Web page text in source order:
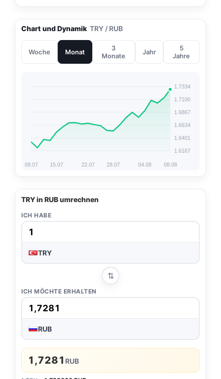
Chart und Dynamik TRY / RUB
Woche Monat
3
Monate
Jahr
5
Jahre
1.6167
1.6401
1.6634
1.6867
1.7100
1.7334
09.07 15.07 22.07 28.07 04.08 08.08
TRY in RUB umrechnen
ICH HABE
TRY
⇅
ICH MÖCHTE ERHALTEN
RUB
1,7281 RUB